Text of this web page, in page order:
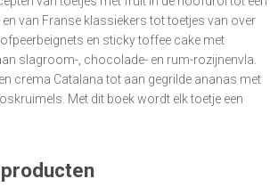
van Franse klassiekers tot toetjes van over
en sticky toffee cake met
slagroom-, chocolade- en rum-rozijnenvla.
crema Catalana tot aan gegrilde ananas met
Met dit boek wordt elk toetje een